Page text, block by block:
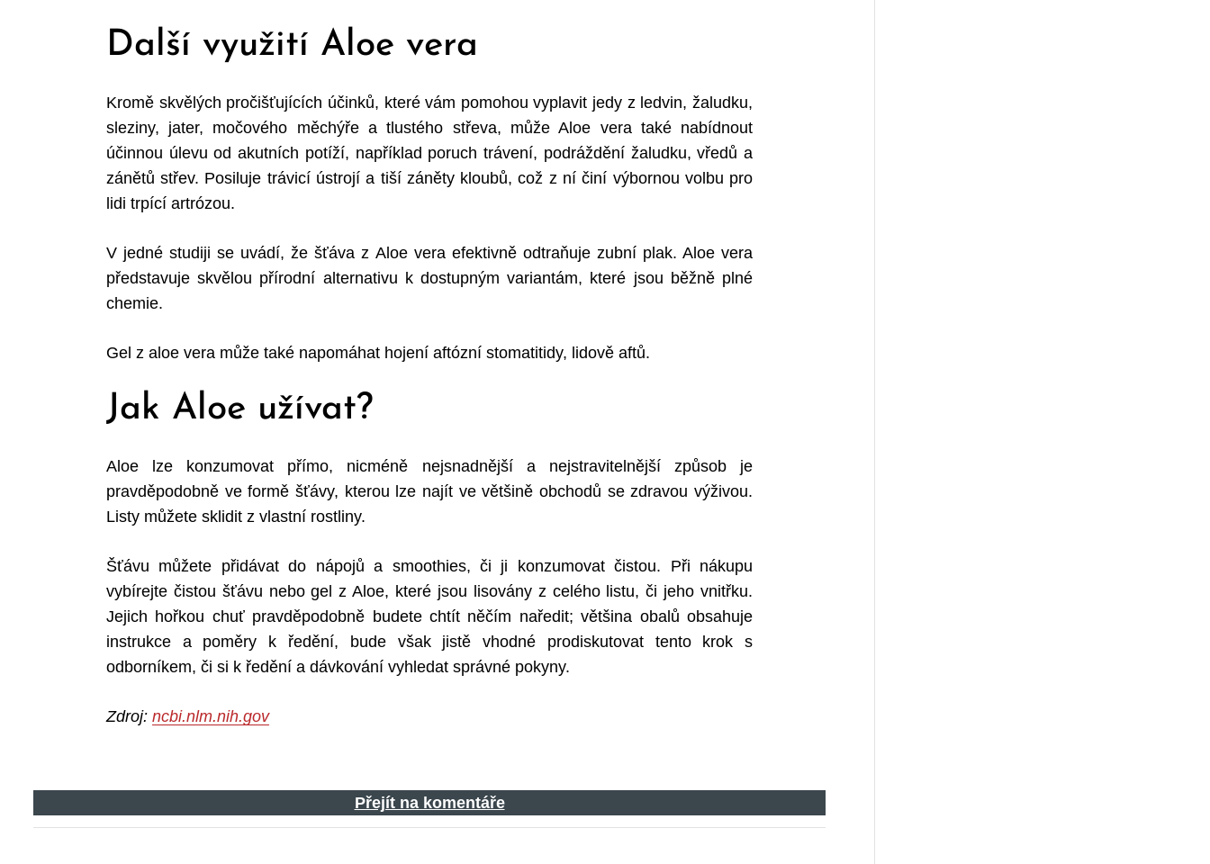
Další využití Aloe vera
Kromě skvělých pročišťujících účinků, které vám pomohou vyplavit jedy z ledvin, žaludku,
sleziny, jater, močového měchýře a tlustého střeva, může Aloe vera také nabídnout
účinnou úlevu od akutních potíží, například poruch trávení, podráždění žaludku, vředů a
zánětů střev. Posiluje trávicí ústrojí a tiší záněty kloubů, což z ní činí výbornou volbu pro
lidi trpící artrózou.
V jedné studiji se uvádí, že šťáva z Aloe vera efektivně odtraňuje zubní plak. Aloe vera
představuje skvělou přírodní alternativu k dostupným variantám, které jsou běžně plné
chemie.
Gel z aloe vera může také napomáhat hojení aftózní stomatitidy, lidově aftů.
Jak Aloe užívat?
Aloe lze konzumovat přímo, nicméně nejsnadnější a nejstravitelnější způsob je
pravděpodobně ve formě šťávy, kterou lze najít ve většině obchodů se zdravou výživou.
Listy můžete sklidit z vlastní rostliny.
Šťávu můžete přidávat do nápojů a smoothies, či ji konzumovat čistou. Při nákupu
vybírejte čistou šťávu nebo gel z Aloe, které jsou lisovány z celého listu, či jeho vnitřku.
Jejich hořkou chuť pravděpodobně budete chtít něčím naředit; většina obalů obsahuje
instrukce a poměry k ředění, bude však jistě vhodné prodiskutovat tento krok s
odborníkem, či si k ředění a dávkování vyhledat správné pokyny.
Zdroj: ncbi.nlm.nih.gov
Přejít na komentáře
for: